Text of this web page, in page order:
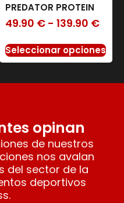
PREDATOR PROTEIN
49.90 € - 139.90 €
Seleccionar opciones
opinan
de nuestros
nos avalan
del sector de la
deportivos